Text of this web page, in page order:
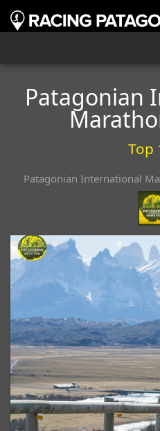
Patagonian
Top
Patagonian International